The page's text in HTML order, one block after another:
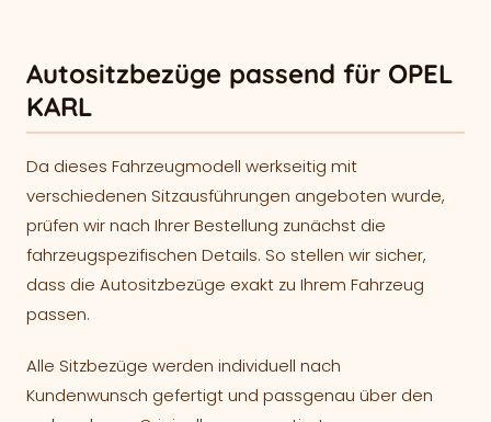
Autositzbezüge passend für OPEL
KARL
Da dieses Fahrzeugmodell werkseitig mit
verschiedenen Sitzausführungen angeboten wurde,
prüfen wir nach Ihrer Bestellung zunächst die
fahrzeugspezifischen Details. So stellen wir sicher,
dass die Autositzbezüge exakt zu Ihrem Fahrzeug
passen.
Alle Sitzbezüge werden individuell nach
Kundenwunsch gefertigt und passgenau über den